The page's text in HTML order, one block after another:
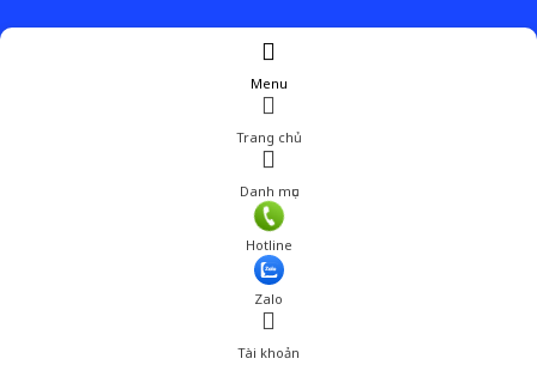
Menu
Trang chủ
Danh mục
Hotline
Zalo
Tài khoản